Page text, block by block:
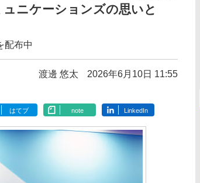
ニケーションズの思いと
配布中
渡邊 悠太 2026年6月10日 11:55
はてブ note LinkedIn